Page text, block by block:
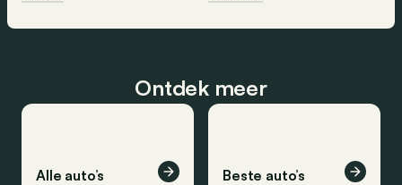
Ontdek meer
Alle auto’s Beste auto’s